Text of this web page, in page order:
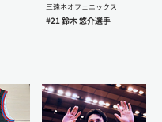
三遠ネオフェニックス
#21 鈴木 悠介選手